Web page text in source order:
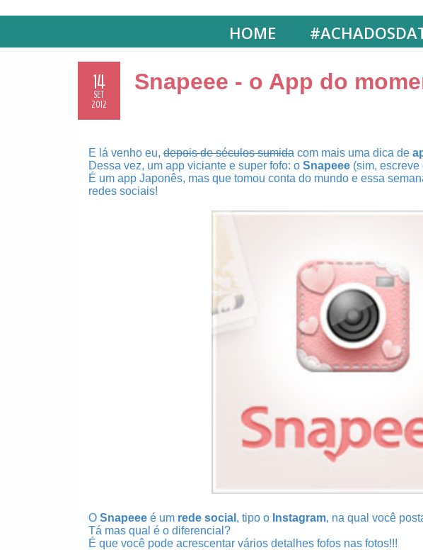
HOME
14
SET
2012
Snapeee - o App do
E lá venho eu,depois de séculos sumidacom mais uma dica de
Dessa vez, um app viciante e super fofo: o Snapeee (sim, escreve
É um app Japonês, mas que tomou conta do mundo e essa
redes sociais!
O Snapeeeé umrede social , tipo o Instagram, na qual você
Tá mas qual é o diferencial?
É que você pode acrescentar vários detalhes fofos nas fotos!!!